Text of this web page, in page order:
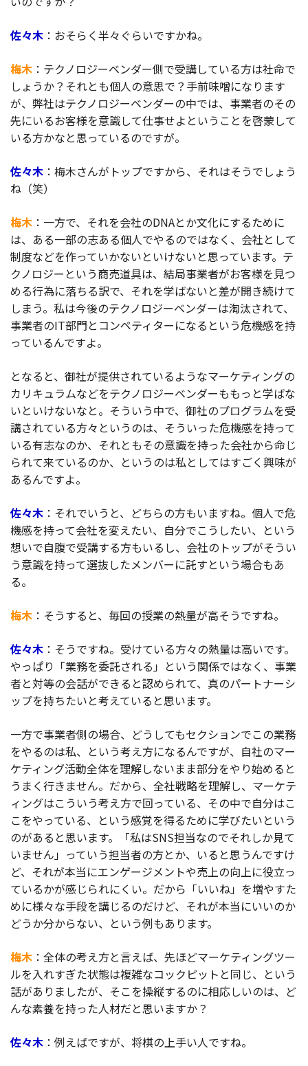
佐々木 ：おそらく半々ぐらいですかね。
梅木 ：テクノロジーベンダー側で受講している方は社命で
しょうか？それとも個人の意思で？手前味噌になります
が、弊社はテクノロジーベンダーの中では、事業者のその
先にいるお客様を意識して仕事せよということを啓蒙して
いる方かなと思っているのですが。
佐々木 ：梅木さんがトップですから、それはそうでしょう
ね（笑）
梅木 ：一方で、それを会社のDNAとか文化にするために
は、ある一部の志ある個人でやるのではなく、会社として
制度などを作っていかないといけないと思っています。テ
クノロジーという商売道具は、結局事業者がお客様を見つ
める行為に落ちる訳で、それを学ばないと差が開き続けて
しまう。私は今後のテクノロジーベンダーは淘汰されて、
事業者のIT部門とコンペティターになるという危機感を持
っているんですよ。
となると、御社が提供されているようなマーケティングの
カリキュラムなどをテクノロジーベンダーももっと学ばな
いといけないなと。そういう中で、御社のプログラムを受
講されている方々というのは、そういった危機感を持って
いる有志なのか、それともその意識を持った会社から命じ
られて来ているのか、というのは私としてはすごく興味が
あるんですよ。
佐々木 ：それでいうと、どちらの方もいますね。個人で危
機感を持って会社を変えたい、自分でこうしたい、という
想いで自腹で受講する方もいるし、会社のトップがそうい
う意識を持って選抜したメンバーに託すという場合もあ
る。
梅木 ：そうすると、毎回の授業の熱量が高そうですね。
佐々木 ：そうですね。受けている方々の熱量は高いです。
やっぱり「業務を委託される」という関係ではなく、事業
者と対等の会話ができると認められて、真のパートナーシ
ップを持ちたいと考えていると思います。
一方で事業者側の場合、どうしてもセクションでこの業務
をやるのは私、という考え方になるんですが、自社のマー
ケティング活動全体を理解しないまま部分をやり始めると
うまく行きません。だから、全社戦略を理解し、マーケテ
ィングはこういう考え方で回っている、その中で自分はこ
こをやっている、という感覚を得るために学びたいという
のがあると思います。「私はSNS担当なのでそれしか見て
いません」っていう担当者の方とか、いると思うんですけ
ど、それが本当にエンゲージメントや売上の向上に役立っ
ているかが感じられにくい。だから「いいね」を増やすた
めに様々な手段を講じるのだけど、それが本当にいいのか
どうか分からない、という例もあります。
梅木 ：全体の考え方と言えば、先ほどマーケティングツー
ルを入れすぎた状態は複雑なコックピットと同じ、という
話がありましたが、そこを操縦するのに相応しいのは、ど
んな素養を持った人材だと思いますか？
佐々木 ：例えばですが、将棋の上手い人ですね。